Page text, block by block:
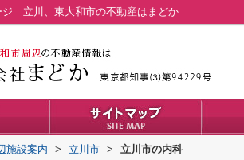
｜立川、東大和市の不動産はまどか
施設案内 > 立川市 > 立川市の内科